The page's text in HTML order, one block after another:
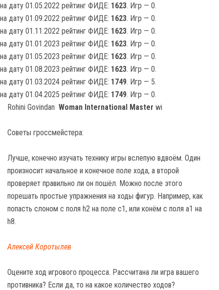
на дату 01.05.2022 рейтинг ФИДЕ: 1623. Игр — 0.
на дату 01.09.2022 рейтинг ФИДЕ: 1623. Игр — 0.
на дату 01.11.2022 рейтинг ФИДЕ: 1623. Игр — 0.
на дату 01.01.2023 рейтинг ФИДЕ: 1623. Игр — 0.
на дату 01.05.2023 рейтинг ФИДЕ: 1623. Игр — 0.
на дату 01.08.2023 рейтинг ФИДЕ: 1623. Игр — 0.
на дату 01.03.2024 рейтинг ФИДЕ: 1749. Игр — 5.
на дату 01.04.2025 рейтинг ФИДЕ: 1749. Игр — 0.
Rohini Govindan Woman International Master wi
Советы гроссмейстера:
Лучше, конечно изучать технику игры вслепую вдвоём. Один
произносит начальное и конечное поле хода, а второй
проверяет правильно ли он пошёл. Можно после этого
порешать простые упражнения на ходы фигур. Например, как
попасть слоном с поля h2 на поле c1, или конём с поля a1 на
h8.
Алексей Коротылев
Оцените ход игрового процесса. Рассчитана ли игра вашего
противника? Если да, то на какое количество ходов?